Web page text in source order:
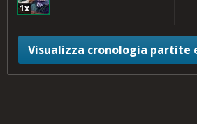
1x
Visualizza cronologia partite